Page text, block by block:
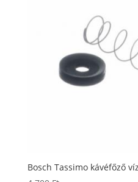
Bosch Tassimo kávéfőző